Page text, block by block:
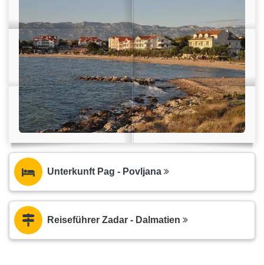
Unterkunft Pag - Povljana
Reiseführer Zadar - Dalmatien